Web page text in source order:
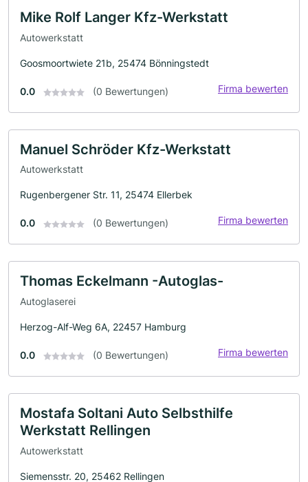
Mike Rolf Langer Kfz-Werkstatt
Autowerkstatt
Goosmoortwiete 21b, 25474 Bönningstedt
0.0 (0 Bewertungen) Firma bewerten
Manuel Schröder Kfz-Werkstatt
Autowerkstatt
Rugenbergener Str. 11, 25474 Ellerbek
0.0 (0 Bewertungen) Firma bewerten
Thomas Eckelmann -Autoglas-
Autoglaserei
Herzog-Alf-Weg 6A, 22457 Hamburg
0.0 (0 Bewertungen) Firma bewerten
Mostafa Soltani Auto Selbsthilfe
Werkstatt Rellingen
Autowerkstatt
Siemensstr. 20, 25462 Rellingen